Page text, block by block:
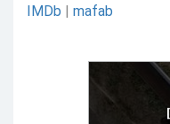
IMDb mafab